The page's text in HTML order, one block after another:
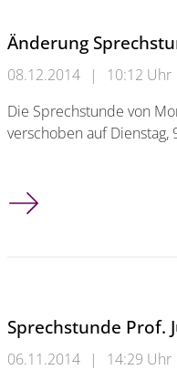
Änderung
08.12.2014 |
10:12 Uhr
Die Sprechstunde von
verschoben auf
Änderung Sprechstunde
Sprechstunde Prof.
06.11.2014 |
14:29 Uhr